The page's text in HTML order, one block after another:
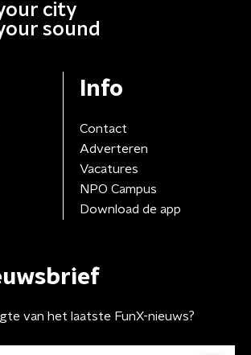
city
sound
Info
Contact
Adverteren
Vacatures
NPO Campus
Download de app
van het laatste FunX-nieuws?